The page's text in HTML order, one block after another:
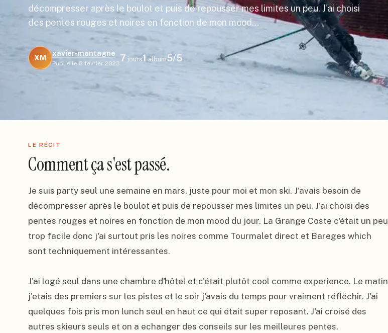
décompresser après le boulot et puis de repousser mes limites un peu. J'ai choisi
des pentes rouges et noires en fonction de mon mood…
XM
xavier-montagne
Publié le 8 février 2023
7 jours1 album5/5
LE RÉCIT
Comment ça s'est passé.
Je suis party seul une semaine en mars, juste pour moi et mon ski. J'avais besoin de
décompresser après le boulot et puis de repousser mes limites un peu. J'ai choisi des
pentes rouges et noires en fonction de mon mood du jour. La Grange Coste c'était un peu
trop facile donc j'ai surtout pris les noires comme Tourmalet direct et Bareges which
sont techniquement intéressantes.
J'ai logé seul dans une chambre d'hôtel et c'était plutôt cool comme experience. Le matin
j'etais des premiers sur les pistes et le soir j'avais du temps pour vraiment réfléchir. J'ai
quelques fois pris mon lunch seul en haut ce qui était super reposant. J'ai croisé des
autres skieurs seuls et on a echanger des conseils sur les meilleures pentes.